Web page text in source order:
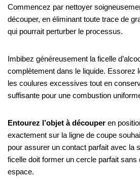
Commencez par nettoyer
découper, en éliminant toute trace de
qui pourrait perturber le processus.
Imbibez généreusement la ficelle
complètement dans le liquide. Essorez
les coulures excessives tout en
suffisante pour une combustion
Entourez l’objet à découper en
exactement sur la ligne de coupe
pour assurer un contact parfait avec la
ficelle doit former un cercle parfait
espace.